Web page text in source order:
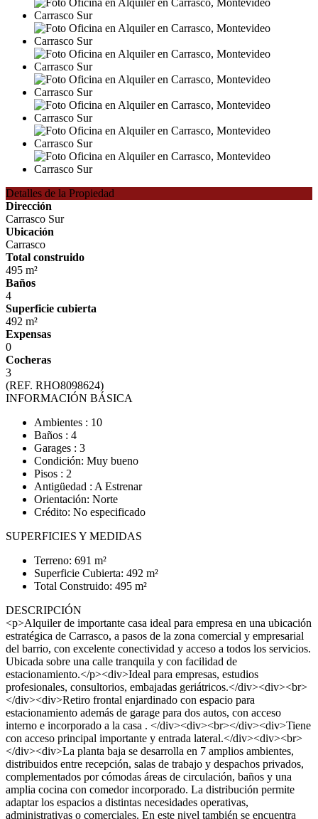
Detalles de la Propiedad
Dirección
Carrasco Sur
Ubicación
Carrasco
Total construido
495 m²
Baños
4
Superficie cubierta
492 m²
Expensas
0
Cocheras
3
(REF. RHO8098624)
INFORMACIÓN BÁSICA
Ambientes : 10
Baños : 4
Garages : 3
Condición: Muy bueno
Pisos : 2
Antigüedad : A Estrenar
Orientación: Norte
Crédito: No especificado
SUPERFICIES Y MEDIDAS
Terreno: 691 m²
Superficie Cubierta: 492 m²
Total Construido: 495 m²
DESCRIPCIÓN
<p>Alquiler de importante casa ideal para empresa en una ubicación
estratégica de Carrasco, a pasos de la zona comercial y empresarial
del barrio, con excelente conectividad y acceso a todos los servicios.
Ubicada sobre una calle tranquila y con facilidad de
estacionamiento.</p><div>Ideal para empresas, estudios
profesionales, consultorios, embajadas geriátricos.</div><div><br>
</div><div>Retiro frontal enjardinado con espacio para
estacionamiento además de garage para dos autos, con acceso
interno e incorporado a la casa . </div><div><br></div><div>Tiene
con acceso principal importante y entrada lateral.</div><div><br>
</div><div>La planta baja se desarrolla en 7 amplios ambientes,
distribuidos entre recepción, salas de trabajo y despachos privados,
complementados por cómodas áreas de circulación, baños y una
amplia cocina con comedor incorporado. La distribución permite
adaptar los espacios a distintas necesidades operativas,
administrativas o comerciales. En este nivel también se encuentra